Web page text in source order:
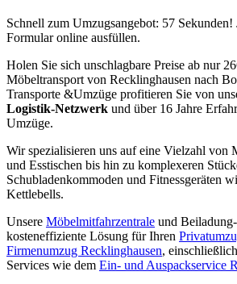
Schnell zum Umzugsangebot: 57 Sekunden!
Formular online ausfüllen.
Holen Sie sich unschlagbare Preise ab nur
Möbeltransport von Recklinghausen nach
Transporte &Umzüge profitieren Sie von
Logistik-Netzwerk und über 16 Jahre
Umzüge.
Wir spezialisieren uns auf eine Vielzahl von
und Esstischen bis hin zu komplexeren
Schubladenkommoden und Fitnessgeräten
Kettlebells.
Unsere Möbelmitfahrzentrale und
kosteneffiziente Lösung für Ihren
Firmenumzug Recklinghausen,
Services wie dem Ein- und Auspackservice